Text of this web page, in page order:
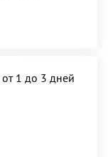
от 1 до 3 дней